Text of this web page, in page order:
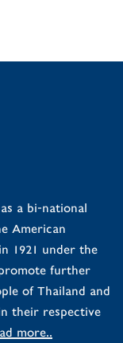
a bi-national
American
1921 under the
further
of Thailand and
their respective
more..